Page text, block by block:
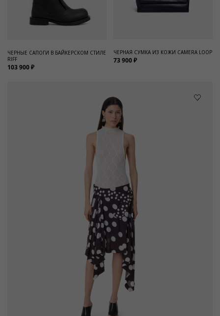
ЧЕРНЫЕ САПОГИ В БАЙКЕРСКОМ СТИЛЕ
RIFF
103 900 ₽
ЧЕРНАЯ СУМКА ИЗ КОЖИ CAMERA LOOP
73 900 ₽